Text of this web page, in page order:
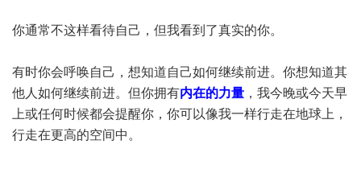
你通常不这样看待自己，但我看到了真实的你。
有时你会呼唤自己，想知道自己如何继续前进。你想知道其
他人如何继续前进。但你拥有内在的力量 ，我今晚或今天早
上或任何时候都会提醒你，你可以像我一样行走在地球上，
行走在更高的空间中。